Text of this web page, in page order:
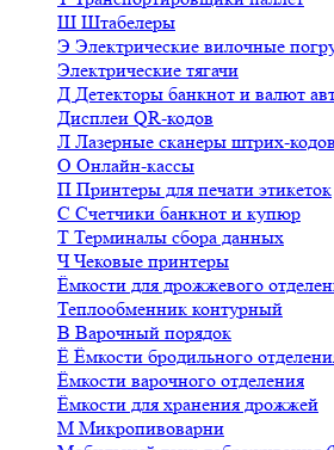
Ш Штабелеры
Э Электрические вилочные
Электрические тягачи
Д Детекторы банкнот и валют
Дисплеи QR-кодов
Л Лазерные сканеры штрих-кодов
О Онлайн-кассы
П Принтеры для печати этикеток
С Счетчики банкнот и купюр
Т Терминалы сбора данных
ЧЧековые принтеры
Ёмкости для дрожжевого
Теплообменник контурный
В Варочный порядок
Ё Ёмкости бродильного
Ёмкости варочного отделения
Ёмкости для хранения дрожжей
М Микропивоварни